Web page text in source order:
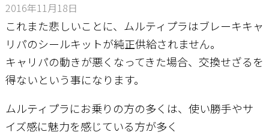
工場通信
お問い合わせ
2016年11月18日
これまた悲しいことに、ムルティプラはブレーキキャ
リパのシールキットが純正供給されません。
キャリパの動きが悪くなってきた場合、交換せざるを
得ないという事になります。
ムルティプラにお乗りの方の多くは、使い勝手やサ
イズ感に魅力を感じている方が多く